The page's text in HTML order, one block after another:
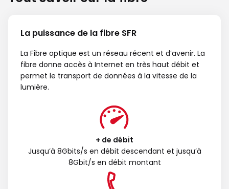
La puissance de la fibre SFR
La Fibre optique est un réseau récent et d’avenir. La
fibre donne accès à Internet en très haut débit et
permet le transport de données à la vitesse de la
lumière.
+ de débit
Jusqu’à 8Gbits/s en débit descendant et jusqu’à
8Gbit/s en débit montant